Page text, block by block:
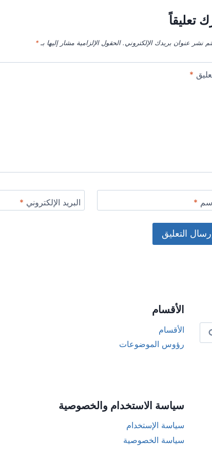
تعليقاً
نشر عنوان بريدك الإلكتروني. الحقول الإلزامية مشار إليها بـ*
*
* البريد الإلكتروني *
الأقسام
الأقسام
رؤوس الموضوعات
سياسة الاستخدام والخصوصية
سياسة الإستخدام
سياسة الخصوصية